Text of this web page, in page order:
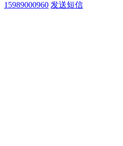
15989000960 发送短信